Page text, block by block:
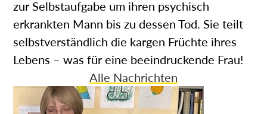
zur Selbstaufgabe um ihren psychisch
erkrankten Mann bis zu dessen Tod. Sie teilt
selbstverständlich die kargen Früchte ihres
Lebens – was für eine beeindruckende Frau!
Alle Nachrichten